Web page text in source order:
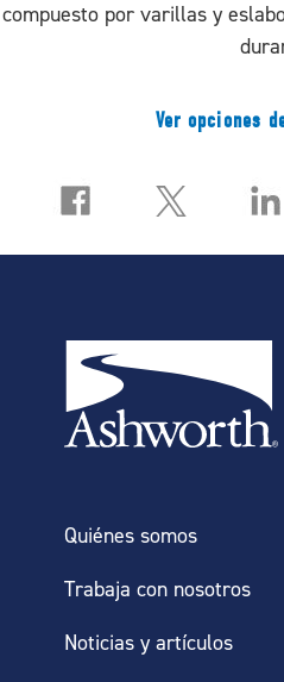
compuesto por varillas y
Ver opciones
Quiénes somos
Trabaja con nosotros
Noticias y artículos